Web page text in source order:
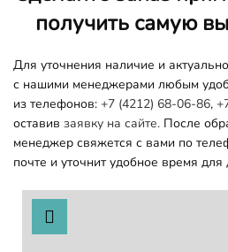
получить самую
Для уточнения наличие и
с нашими менеджерами любым
из телефонов: +7 (4212) 68-06-86,
оставив заявку на сайте. После
менеджер свяжется с вами по
почте и уточнит удобное время для